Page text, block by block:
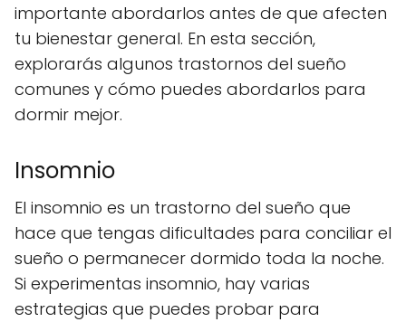
importante abordarlos antes de que afecten
tu bienestar general. En esta sección,
explorarás algunos trastornos del sueño
comunes y cómo puedes abordarlos para
dormir mejor.
Insomnio
El insomnio es un trastorno del sueño que
hace que tengas dificultades para conciliar el
sueño o permanecer dormido toda la noche.
Si experimentas insomnio, hay varias
estrategias que puedes probar para